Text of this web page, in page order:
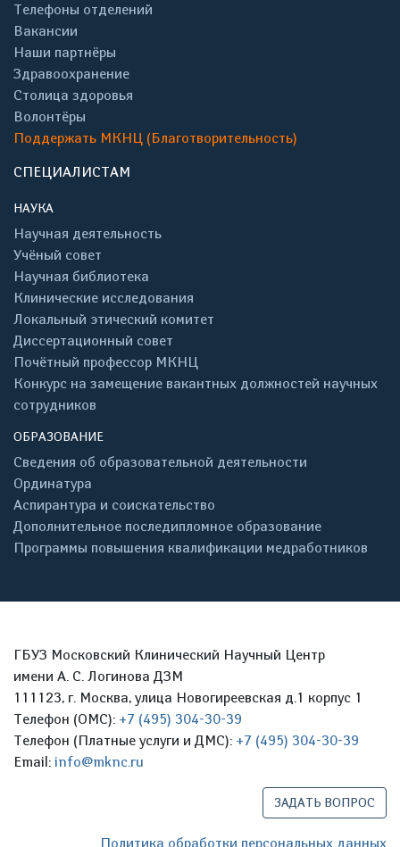
Телефоны отделений
Вакансии
Наши партнёры
Здравоохранение
Столица здоровья
Волонтёры
Поддержать МКНЦ (Благотворительность)
СПЕЦИАЛИСТАМ
НАУКА
Научная деятельность
Учёный совет
Научная библиотека
Клинические исследования
Локальный этический комитет
Диссертационный совет
Почётный профессор МКНЦ
Конкурс на замещение вакантных должностей научных
сотрудников
ОБРАЗОВАНИЕ
Сведения об образовательной деятельности
Ординатура
Аспирантура и соискательство
Дополнительное последипломное образование
Программы повышения квалификации медработников
ГБУЗ Московский Клинический Научный Центр
имени А. С. Логинова ДЗМ
111123, г. Москва, улица Новогиреевская д.1 корпус 1
Телефон (ОМС): +7 (495) 304-30-39
Телефон (Платные услуги и ДМС): +7 (495) 304-30-39
Email: info@mknc.ru
ЗАДАТЬ ВОПРОС
Политика обработки персональных данных